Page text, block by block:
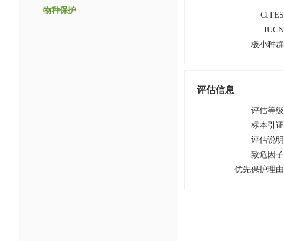
物种保护
CITES
IUCN
极小种群
评估信息
评估等级
标本引证
评估说明
致危因子
优先保护理由